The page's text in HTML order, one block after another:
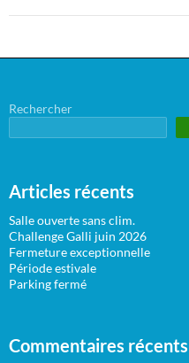
Rechercher
Articles récents
Salle ouverte sans clim.
Challenge Galli juin 2026
Fermeture exceptionnelle
Période estivale
Parking fermé
Commentaires récents